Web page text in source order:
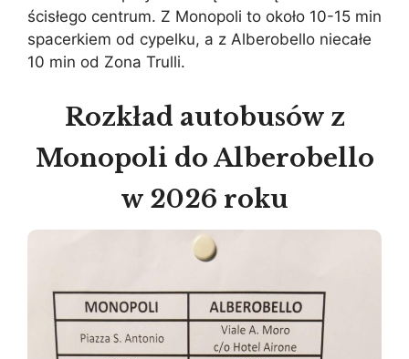
ścisłego centrum. Z Monopoli to około 10-15 min
spacerkiem od cypelku, a z Alberobello niecałe
10 min od Zona Trulli.
Rozkład autobusów z
Monopoli do Alberobello
w 2026 roku